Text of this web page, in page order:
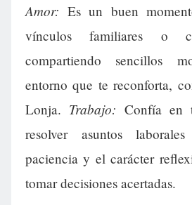
Amor: Es un buen
vínculos familiares o
compartiendo sencillos
entorno que te reconforta,
Lonja. Trabajo: Confía en
resolver asuntos
paciencia y el carácter
tomar decisiones acertadas.